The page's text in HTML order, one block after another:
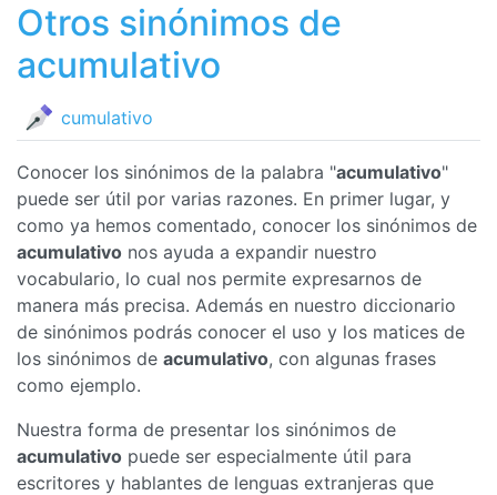
Otros sinónimos de
acumulativo
cumulativo
Conocer los sinónimos de la palabra "acumulativo"
puede ser útil por varias razones. En primer lugar, y
como ya hemos comentado, conocer los sinónimos de
acumulativo nos ayuda a expandir nuestro
vocabulario, lo cual nos permite expresarnos de
manera más precisa. Además en nuestro diccionario
de sinónimos podrás conocer el uso y los matices de
los sinónimos de acumulativo, con algunas frases
como ejemplo.
Nuestra forma de presentar los sinónimos de
acumulativo puede ser especialmente útil para
escritores y hablantes de lenguas extranjeras que